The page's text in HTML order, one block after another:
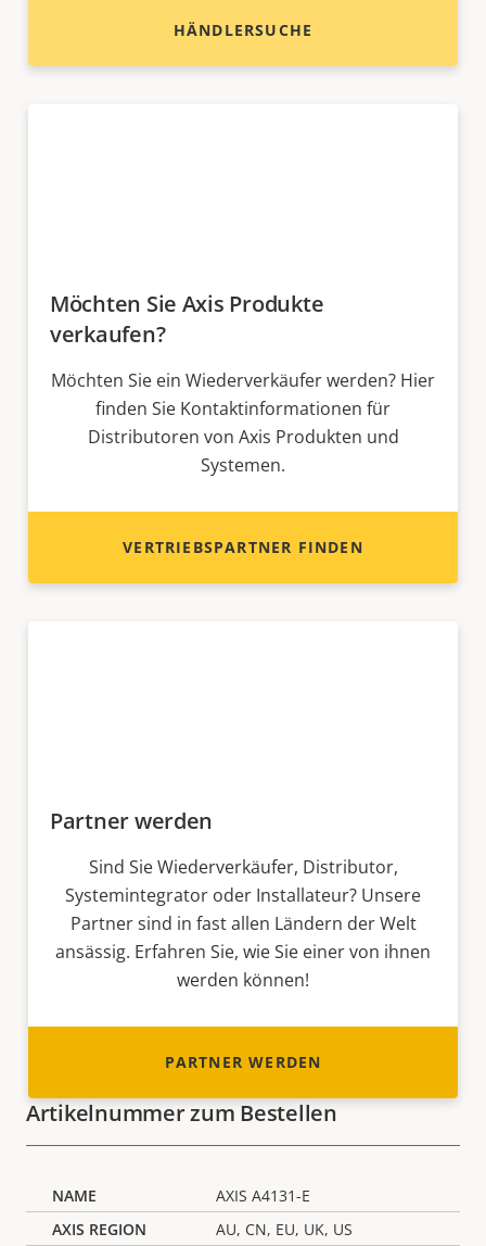
HÄNDLERSUCHE
Möchten Sie Axis Produkte
verkaufen?
Möchten Sie ein Wiederverkäufer werden? Hier
finden Sie Kontaktinformationen für
Distributoren von Axis Produkten und
Systemen.
VERTRIEBSPARTNER FINDEN
Partner werden
Sind Sie Wiederverkäufer, Distributor,
Systemintegrator oder Installateur? Unsere
Partner sind in fast allen Ländern der Welt
ansässig. Erfahren Sie, wie Sie einer von ihnen
werden können!
PARTNER WERDEN
Artikelnummer zum Bestellen
AXIS A4131-E
AU, CN, EU, UK, US